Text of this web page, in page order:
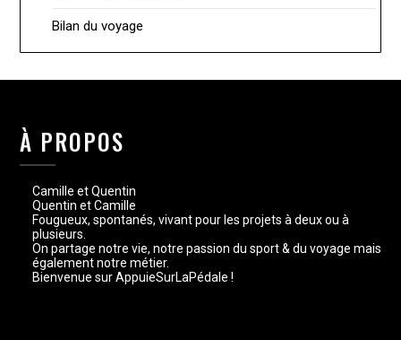
Bilan du voyage
À PROPOS
Camille et Quentin
Quentin et Camille
Fougueux, spontanés, vivant pour les projets à deux ou à
plusieurs.
On partage notre vie, notre passion du sport & du voyage mais
également notre métier.
Bienvenue sur AppuieSurLaPédale !